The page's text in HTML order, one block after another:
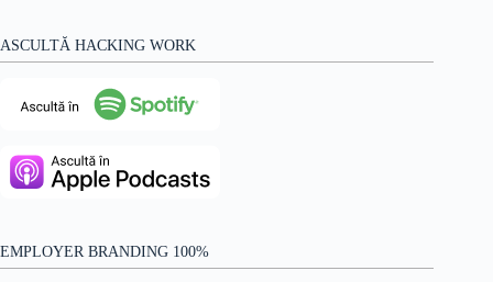
ASCULTĂ HACKING WORK
EMPLOYER BRANDING 100%